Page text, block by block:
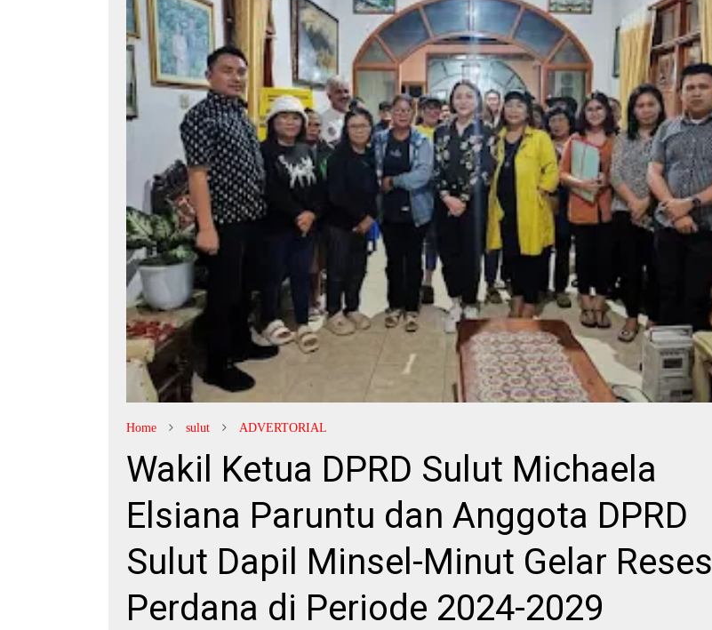
Home sulut ADVERTORIAL
Wakil Ketua DPRD Sulut Michaela
Elsiana Paruntu dan Anggota DPRD
Sulut Dapil Minsel-Minut Gelar Reses
Perdana di Periode 2024-2029